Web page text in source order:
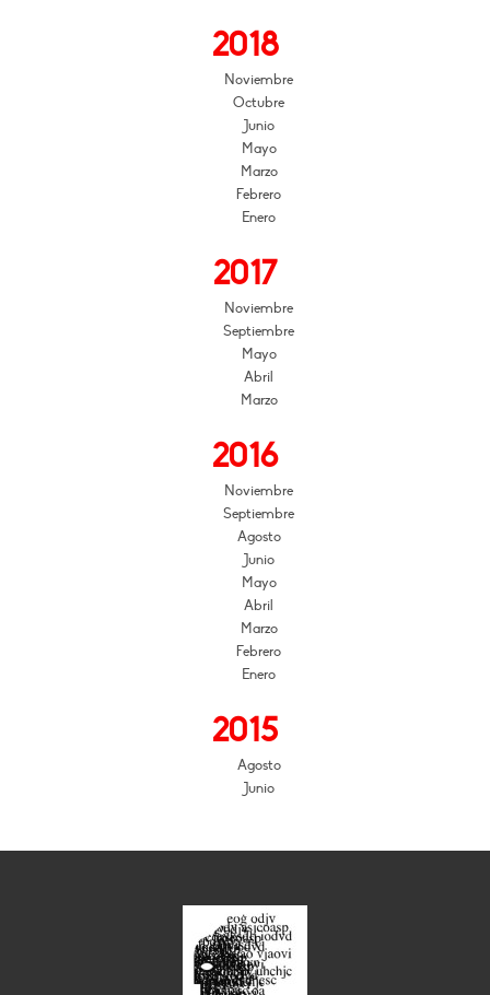
2018
Noviembre
Octubre
Junio
Mayo
Marzo
Febrero
Enero
2017
Noviembre
Septiembre
Mayo
Abril
Marzo
2016
Noviembre
Septiembre
Agosto
Junio
Mayo
Abril
Marzo
Febrero
Enero
2015
Agosto
Junio